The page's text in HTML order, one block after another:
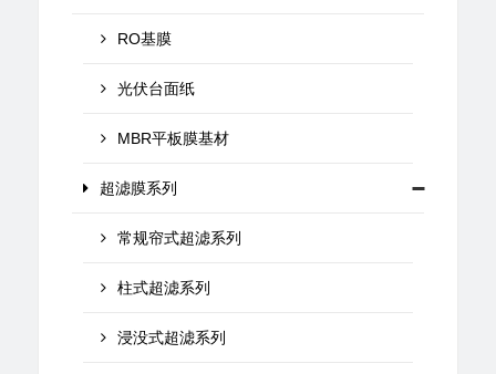
RO基膜
光伏台面纸
MBR平板膜基材
超滤膜系列
常规帘式超滤系列
柱式超滤系列
浸没式超滤系列